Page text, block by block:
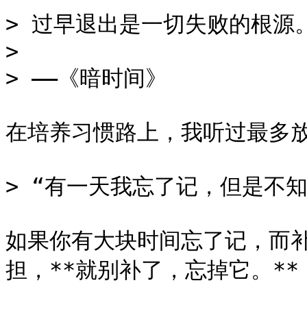
> 过早退出是一切失败的根源
>
> ——《暗时间》
在培养习惯路上，我听过最多
> “有一天我忘了记，但是不
如果你有大块时间忘了记，而
担，**就别补了，忘掉它。**